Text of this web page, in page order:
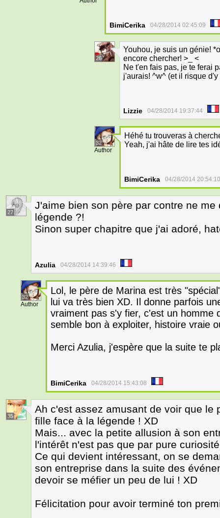
BimiCerika 04/28/2014 02:45:09
26
Youhou, je suis un génie!
encore chercher! >_ <
Ne t'en fais pas, je te ferai
j'aurais! ^w^ (et il risque
Lizzie 04/28/2014 19:37:44
32
Author
Héhé tu trouveras à
Yeah, j'ai hâte de lire tes
BimiCerika 04/28/2014 20:54:10
27
J'aime bien son père par contre ne
légende ?!
Sinon super chapitre que j'ai adoré,
Azulia 04/28/2014 14:39:46
32
Author
Lol, le père de Marina est très
lui va très bien XD. Il donne parfois
vraiment pas s'y fier, c'est un homme
semble bon à exploiter, histoire vraie
Merci Azulia, j'espère que la suite te
BimiCerika 04/28/2014 15:43:08
35
Ah c'est assez amusant de voir que le
fille face à la légende ! XD
Mais... avec la petite allusion à son
l'intérêt n'est pas que par pure
Ce qui devient intéressant, on se
son entreprise dans la suite des
devoir se méfier un peu de lui ! XD
Félicitation pour avoir terminé ton